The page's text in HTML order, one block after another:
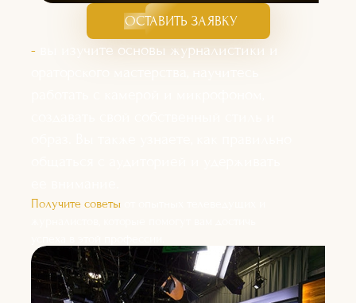
ОСТАВИТЬ ЗАЯВКУ
- вы изучите основы журналистики и
Получите советы